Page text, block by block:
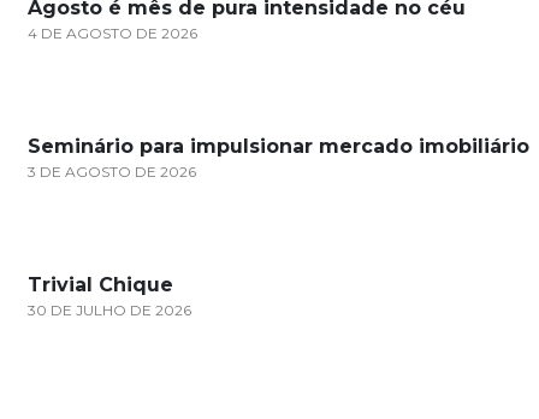
Agosto é mês de pura intensidade no céu
4 DE AGOSTO DE 2026
Seminário para impulsionar mercado imobiliário
3 DE AGOSTO DE 2026
Trivial Chique
30 DE JULHO DE 2026